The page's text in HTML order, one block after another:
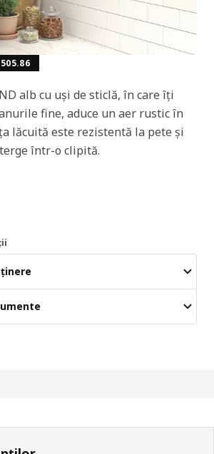
alb cu uși de sticlă, în care îți
fine, aduce un aer rustic în
lăcuită este rezistentă la pete și
într-o clipită.